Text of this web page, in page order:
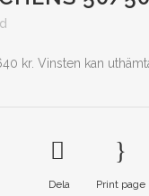
kr. Vinsten kan
Dela Print page